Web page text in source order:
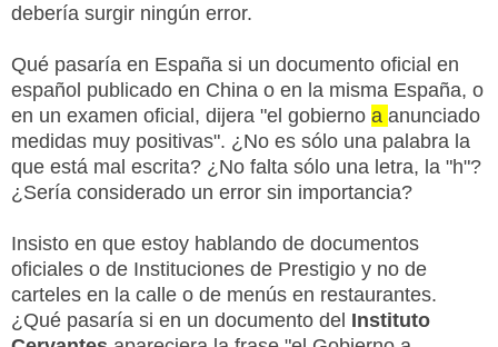
debería surgir ningún error.
Qué pasaría en España si un documento oficial en
español publicado en China o en la misma España, o
en un examen oficial, dijera "el gobierno a anunciado
medidas muy positivas". ¿No es sólo una palabra la
que está mal escrita? ¿No falta sólo una letra, la "h"?
¿Sería considerado un error sin importancia?
Insisto en que estoy hablando de documentos
oficiales o de Instituciones de Prestigio y no de
carteles en la calle o de menús en restaurantes.
¿Qué pasaría si en un documento del Instituto